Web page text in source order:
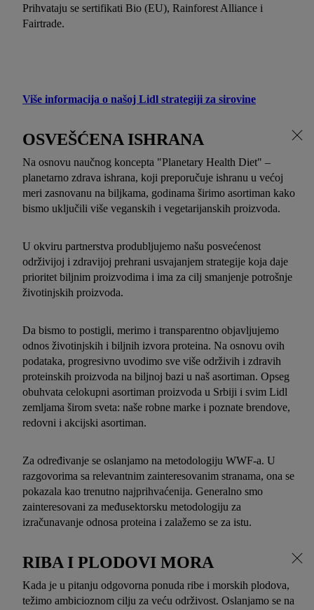
Prihvataju se sertifikati Bio (EU), Rainforest Alliance i
Fairtrade.
Više informacija o našoj Lidl strategiji za sirovine
OSVEŠĆENA ISHRANA
Na osnovu naučnog koncepta "Planetary Health Diet" –
planetarno zdrava ishrana, koji preporučuje ishranu u većoj
meri zasnovanu na biljkama, godinama širimo asortiman kako
bismo uključili više veganskih i vegetarijanskih proizvoda.
U okviru partnerstva produbljujemo našu posvećenost
održivijoj i zdravijoj prehrani usvajanjem strategije koja daje
prioritet biljnim proizvodima i ima za cilj smanjenje potrošnje
životinjskih proizvoda.
Da bismo to postigli, merimo i transparentno objavljujemo
odnos životinjskih i biljnih izvora proteina. Na osnovu ovih
podataka, progresivno uvodimo sve više održivih i zdravih
proteinskih proizvoda na biljnoj bazi u naš asortiman. Opseg
obuhvata celokupni asortiman proizvoda u Srbiji i svim Lidl
zemljama širom sveta: naše robne marke i poznate brendove,
redovni i akcijski asortiman.
Za određivanje se oslanjamo na metodologiju WWF-a. U
razgovorima sa relevantnim zainteresovanim stranama, ona se
pokazala kao trenutno najprihvaćenija. Generalno smo
zainteresovani za međusektorsku metodologiju za
izračunavanje odnosa proteina i zalažemo se za istu.
RIBA I PLODOVI MORA
Kada je u pitanju odgovorna ponuda ribe i morskih plodova,
težimo ambicioznom cilju za veću održivost. Oslanjamo se na